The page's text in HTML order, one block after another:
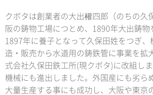
クボタは創業者の大出權四郎（のちの久
阪の鋳物工場につとめ、1890年大出鋳物
1897年に養子となって久保田姓をつぎ、
造・販売から水道用の鋳鉄管に事業を拡
式会社久保田鉄工所(現クボタ)に改組し
機械にも進出しました。外国産にも劣ら
大量生産する事にも成功し、大阪や東京